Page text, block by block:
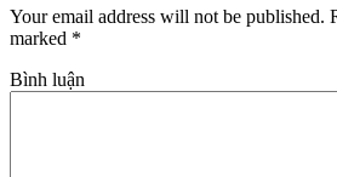
Your email address will not be published.
marked *
Bình luận